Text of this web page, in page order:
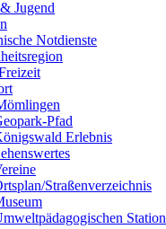
Jugend
Notdienste
Pfad
Erlebnis
Straßenverzeichnis
Station